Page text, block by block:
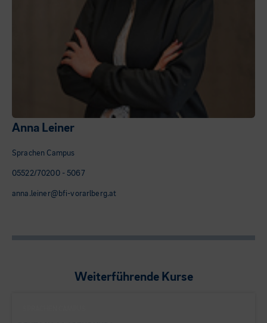
Anna Leiner
Sprachen Campus
05522/70200 - 5067
anna.leiner@bfi-vorarlberg.at
Weiterführende Kurse